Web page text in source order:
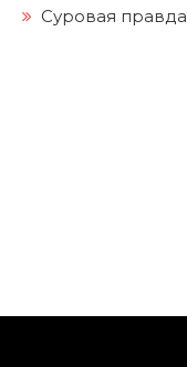
Суровая правда